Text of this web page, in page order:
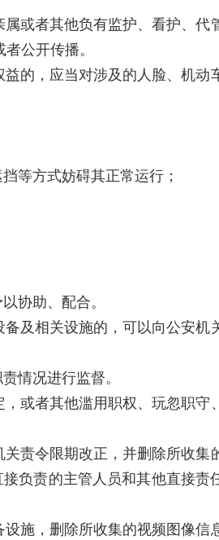
或者其他负有监护、看护、代
公开传播。
的，应当对涉及的人脸、机动
等方式妨碍其正常运行；
协助、配合。
及相关设施的，可以向公安机
情况进行监督。
或者其他滥用职权、玩忽职守
责令限期改正，并删除所收集
负责的主管人员和其他直接责
施，删除所收集的视频图像信